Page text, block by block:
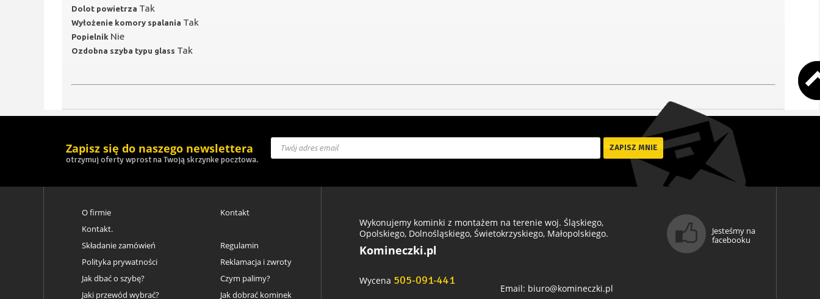
Dolot powietrza Tak
Wyłożenie komory spalania Tak
Popielnik Nie
Ozdobna szyba typu glass Tak
Zapisz się do naszego newslettera
otrzymuj oferty wprost na Twoją skrzynke pocztowa.
O firmie
Kontakt
Kontakt.
Składanie zamówień
Regulamin
Polityka prywatności
Reklamacja i zwroty
Jak dbać o szybę?
Czym palimy?
Jaki przewód wybrać?
Jak dobrać kominek
Wykonujemy kominki z montażem na terenie woj. Śląskiego,
Opolskiego, Dolnośląskiego, Świetokrzyskiego, Małopolskiego.
Komineczki.pl
Wycena 505-091-441
Email: biuro@komineczki.pl
Jesteśmy na
facebooku